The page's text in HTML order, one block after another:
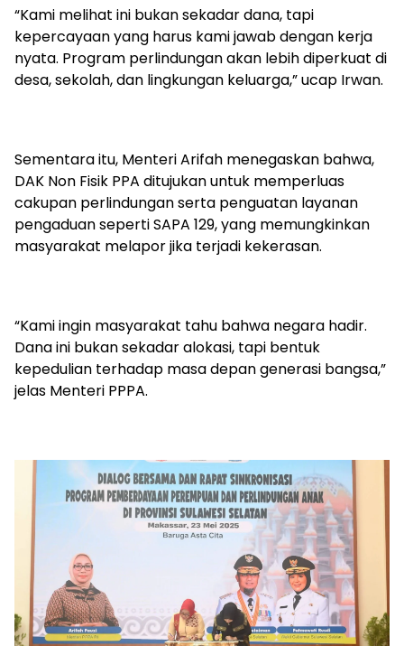
“Kami melihat ini bukan sekadar dana, tapi
kepercayaan yang harus kami jawab dengan kerja
nyata. Program perlindungan akan lebih diperkuat di
desa, sekolah, dan lingkungan keluarga,” ucap Irwan.
Sementara itu, Menteri Arifah menegaskan bahwa,
DAK Non Fisik PPA ditujukan untuk memperluas
cakupan perlindungan serta penguatan layanan
pengaduan seperti SAPA 129, yang memungkinkan
masyarakat melapor jika terjadi kekerasan.
“Kami ingin masyarakat tahu bahwa negara hadir.
Dana ini bukan sekadar alokasi, tapi bentuk
kepedulian terhadap masa depan generasi bangsa,”
jelas Menteri PPPA.